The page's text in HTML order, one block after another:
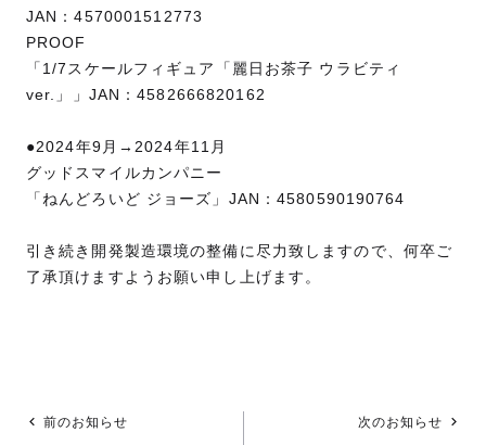
JAN：4570001512773
PROOF
「1/7スケールフィギュア「麗日お茶子 ウラビティ
ver.」」JAN：4582666820162
●2024年9月→2024年11月
グッドスマイルカンパニー
「ねんどろいど ジョーズ」JAN：4580590190764
引き続き開発製造環境の整備に尽力致しますので、何卒ご
了承頂けますようお願い申し上げます。
前のお知らせ 次のお知らせ